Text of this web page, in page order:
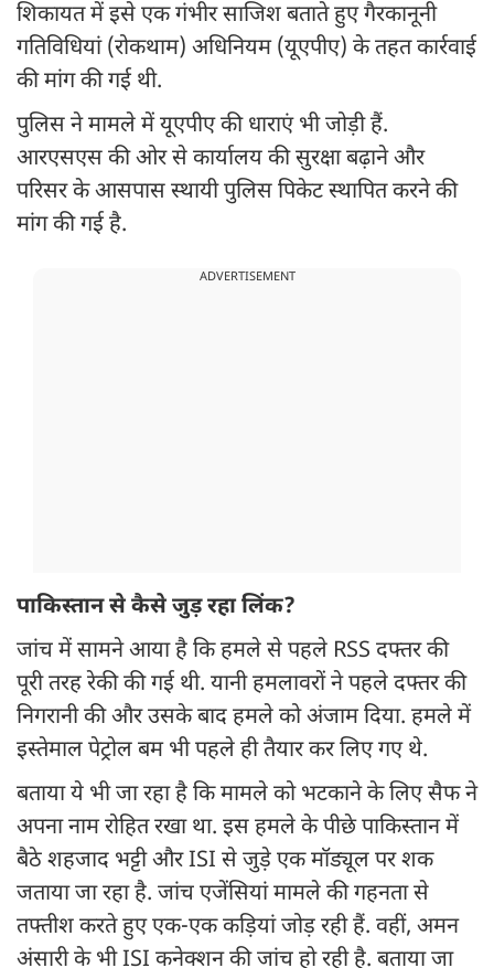
शिकायत में इसे एक गंभीर साजिश बताते हुए गैरकानूनी
गतिविधियां (रोकथाम) अधिनियम (यूएपीए) के तहत कार्रवाई
की मांग की गई थी.
पुलिस ने मामले में यूएपीए की धाराएं भी जोड़ी हैं.
आरएसएस की ओर से कार्यालय की सुरक्षा बढ़ाने और
परिसर के आसपास स्थायी पुलिस पिकेट स्थापित करने की
मांग की गई है.
ADVERTISEMENT
पाकिस्तान से कैसे जुड़ रहा लिंक?
जांच में सामने आया है कि हमले से पहले RSS दफ्तर की
पूरी तरह रेकी की गई थी. यानी हमलावरों ने पहले दफ्तर की
निगरानी की और उसके बाद हमले को अंजाम दिया. हमले में
इस्तेमाल पेट्रोल बम भी पहले ही तैयार कर लिए गए थे.
बताया ये भी जा रहा है कि मामले को भटकाने के लिए सैफ ने
अपना नाम रोहित रखा था. इस हमले के पीछे पाकिस्तान में
बैठे शहजाद भट्टी और ISI से जुड़े एक मॉड्यूल पर शक
जताया जा रहा है. जांच एजेंसियां मामले की गहनता से
तफ्तीश करते हुए एक-एक कड़ियां जोड़ रही हैं. वहीं, अमन
अंसारी के भी ISI कनेक्शन की जांच हो रही है. बताया जा